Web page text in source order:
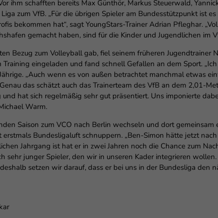
ihm schafften bereits Max Günthör, Markus Steuerwald,
zum VfB. „Für die übrigen Spieler am Bundesstützpunkt ist
bekommen hat“, sagt YoungStars-Trainer Adrian Pfleghar.
gemacht haben, sind für die Kinder und Jugendlichen im
Bezug zum Volleyball gab, fiel seinem früheren Jugendtrainer
eingeladen und fand schnell Gefallen an dem Sport.
„Auch wenn es von außen betrachtet manchmal etwas
das schätzt auch das Trainerteam des VfB an dem 2,01-
hat sich regelmäßig sehr gut präsentiert. Uns imponierte
Warm.
Saison zum VCO nach Berlin wechseln und dort gemeinsam
Bundesligaluft schnuppern. „Ben-Simon hätte jetzt
Jahrgang ist hat er in zwei Jahren noch die Chance zum
sehr junger Spieler, den wir in unseren Kader integrieren
setzen wir darauf, dass er bei uns in der Bundesliga den
Cookies ermöglichen grundlegende Funktionen und sind für die
der Website erforderlich.
Cookie-Informationen anzeigen
Medien (6)
von Videoplattformen und Social-Media-Plattformen werden standardmäßig
Wenn Cookies von externen Medien akzeptiert werden, bedarf der Zugriff
Inhalte keiner manuellen Einwilligung mehr.
Datenschutzerklärung